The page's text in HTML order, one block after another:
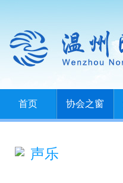
首页 协会之窗
声乐